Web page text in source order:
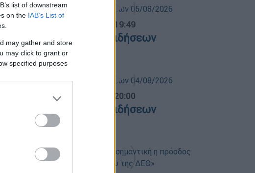
list of downstream
on the IAB’s List of
may gather and store
may click to grant or
specified purposes
05.08.2026 19:49
Κεντρικό δελτίο ειδήσεων
05/08/2026
Κεντρικό... 04.08.2026 20:00
Κεντρικό δελτίο ειδήσεων
04/08/2026